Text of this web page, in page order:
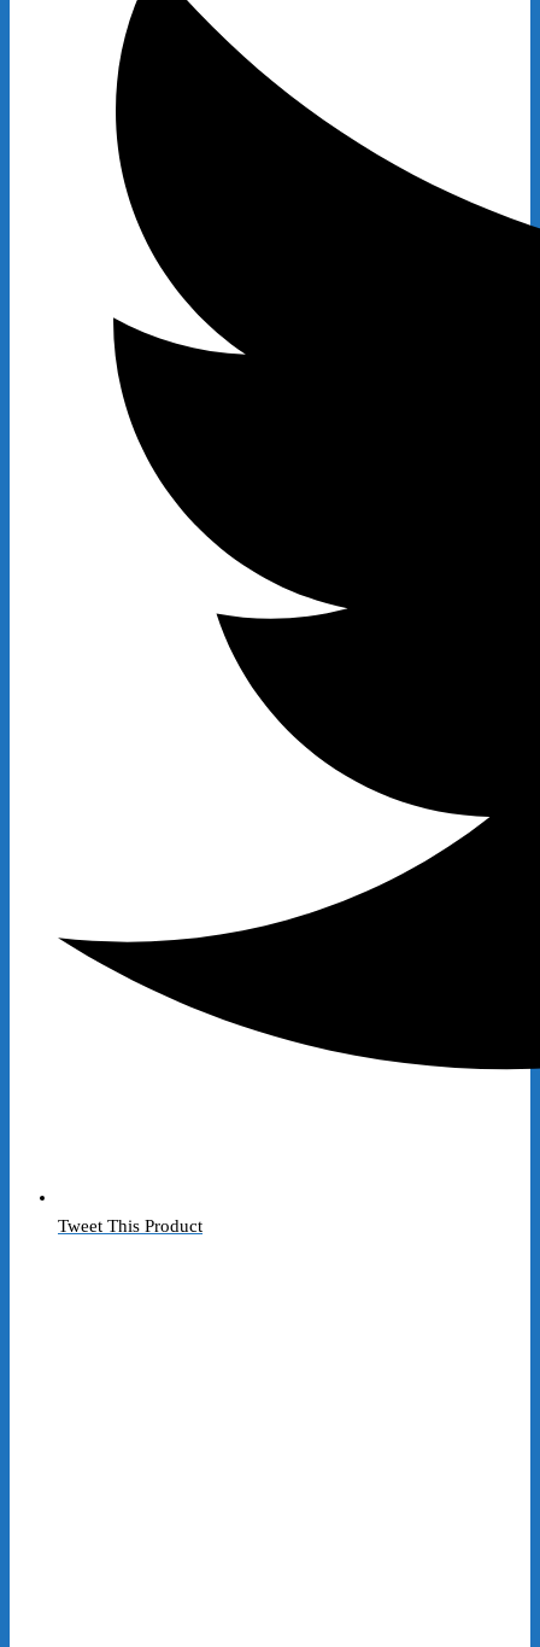
Tweet This Product